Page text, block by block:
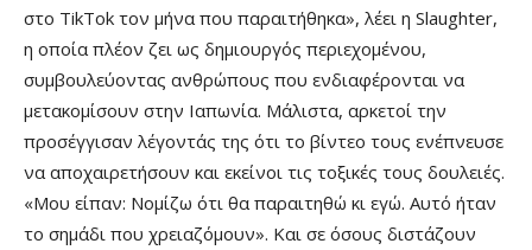
στο TikTok τον μήνα που παραιτήθηκα», λέει η Slaughter,
η οποία πλέον ζει ως δημιουργός περιεχομένου,
συμβουλεύοντας ανθρώπους που ενδιαφέρονται να
μετακομίσουν στην Ιαπωνία. Μάλιστα, αρκετοί την
προσέγγισαν λέγοντάς της ότι το βίντεο τους ενέπνευσε
να αποχαιρετήσουν και εκείνοι τις τοξικές τους δουλειές.
«Μου είπαν: Νομίζω ότι θα παραιτηθώ κι εγώ. Αυτό ήταν
το σημάδι που χρειαζόμουν». Και σε όσους διστάζουν